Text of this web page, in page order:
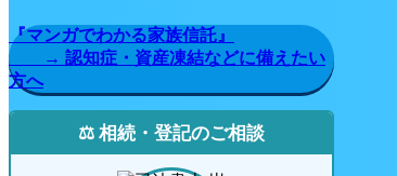
『マンガでわかる家族信託』
→ 認知症・資産凍結などに備えたい
方へ
⚖️ 相続・登記のご相談